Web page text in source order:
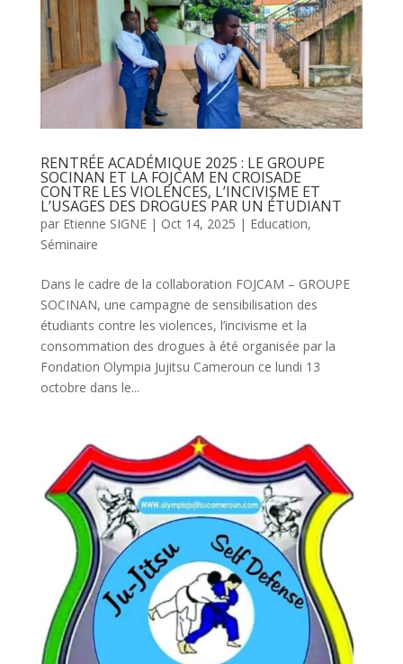
RENTRÉE ACADÉMIQUE 2025 : LE GROUPE
SOCINAN ET LA FOJCAM EN CROISADE
CONTRE LES VIOLENCES, L’INCIVISME ET
L’USAGES DES DROGUES PAR UN ÉTUDIANT
par Etienne SIGNE| Oct 14, 2025 | Education,
Séminaire
Dans le cadre de la collaboration FOJCAM – GROUPE
SOCINAN, une campagne de sensibilisation des
étudiants contre les violences, l’incivisme et la
consommation des drogues à été organisée par la
Fondation Olympia Jujitsu Cameroun ce lundi 13
octobre dans le...